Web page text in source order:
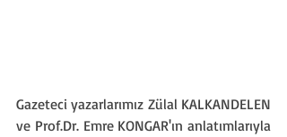
Gazeteci yazarlarımız Zülal KALKANDELEN
ve Prof.Dr. Emre KONGAR'ın anlatımlarıyla